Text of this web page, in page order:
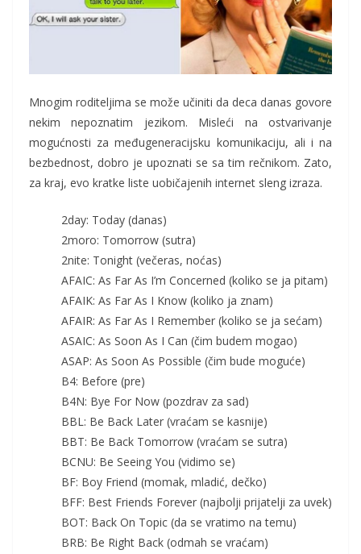
Mnogim roditeljima se može učiniti da deca danas govore
nekim nepoznatim jezikom. Misleći na ostvarivanje
mogućnosti za međugeneracijsku komunikaciju, ali i na
bezbednost, dobro je upoznati se sa tim rečnikom. Zato,
za kraj, evo kratke liste uobičajenih internet sleng izraza.
2day: Today (danas)
2moro: Tomorrow (sutra)
2nite: Tonight (večeras, noćas)
AFAIC: As Far As I’m Concerned (koliko se ja pitam)
AFAIK: As Far As I Know (koliko ja znam)
AFAIR: As Far As I Remember (koliko se ja sećam)
ASAIC: As Soon As I Can (čim budem mogao)
ASAP: As Soon As Possible (čim bude moguće)
B4: Before (pre)
B4N: Bye For Now (pozdrav za sad)
BBL: Be Back Later (vraćam se kasnije)
BBT: Be Back Tomorrow (vraćam se sutra)
BCNU: Be Seeing You (vidimo se)
BF: Boy Friend (momak, mladić, dečko)
BFF: Best Friends Forever (najbolji prijatelji za uvek)
BOT: Back On Topic (da se vratimo na temu)
BRB: Be Right Back (odmah se vraćam)